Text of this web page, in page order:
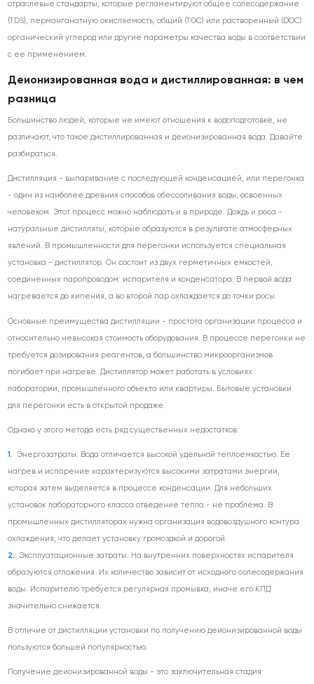
отраслевые стандарты, которые регламентируют общее солесодержание
(TDS), перманганатную окисляемость, общий (TOC) или растворенный (DOC)
органический углерод или другие параметры качества воды в соответствии
с ее применением.
Деионизированная вода и дистиллированная: в чем
разница
Большинство людей, которые не имеют отношения к водоподготовке, не
различают, что такое дистиллированная и деионизированная вода. Давайте
разбираться.
Дистилляция - выпаривание с последующей конденсацией, или перегонка
- один из наиболее древних способов обессоливания воды, освоенных
человеком. Этот процесс можно наблюдать и в природе. Дождь и роса -
натуральные дистилляты, которые образуются в результате атмосферных
явлений. В промышленности для перегонки используется специальная
установка - дистиллятор. Он состоит из двух герметичных емкостей,
соединенных паропроводом: испарителя и конденсатора. В первой вода
нагревается до кипения, а во второй пар охлаждается до точки росы.
Основные преимущества дистилляции - простота организации процесса и
относительно невысокая стоимость оборудования. В процессе перегонки не
требуется дозирования реагентов, а большинство микроорганизмов
погибает при нагреве. Дистиллятор может работать в условиях
лаборатории, промышленного объекта или квартиры. Бытовые установки
для перегонки есть в открытой продаже.
Однако у этого метода есть ряд существенных недостатков:
Энергозатраты. Вода отличается высокой удельной теплоемкостью. Ее
нагрев и испарение характеризуются высокими затратами энергии,
которая затем выделяется в процессе конденсации. Для небольших
установок лабораторного класса отведение тепла - не проблема. В
промышленных дистилляторах нужна организация водовоздушного контура
охлаждения, что делает установку громоздкой и дорогой.
Эксплуатационные затраты. На внутренних поверхностях испарителя
образуются отложения. Их количество зависит от исходного солесодержания
воды. Испарителю требуется регулярная промывка, иначе его КПД
значительно снижается.
В отличие от дистилляции установки по получению деионизированной воды
пользуются большей популярностью.
Получение деионизированной воды - это заключительная стадия